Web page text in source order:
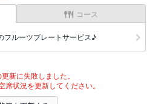
コース
ルーツプレートサービス♪
新に失敗しました。
状況を更新してください。